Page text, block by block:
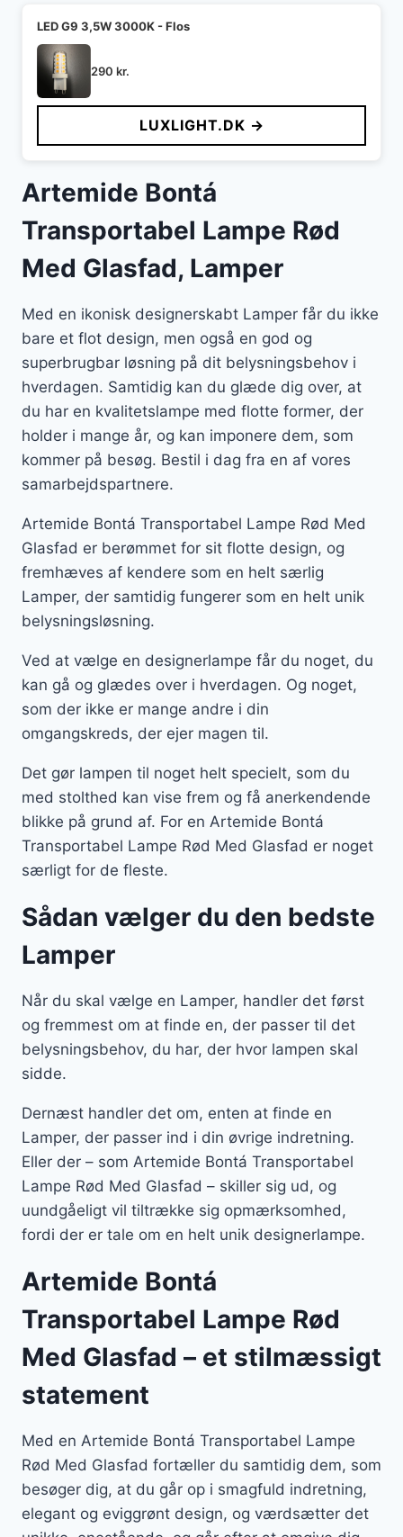
LED G9 3,5W 3000K - Flos
290 kr.
LUXLIGHT.DK →
Artemide Bontá
Transportabel Lampe Rød
Med Glasfad, Lamper
Med en ikonisk designerskabt Lamper får du ikke
bare et flot design, men også en god og
superbrugbar løsning på dit belysningsbehov i
hverdagen. Samtidig kan du glæde dig over, at
du har en kvalitetslampe med flotte former, der
holder i mange år, og kan imponere dem, som
kommer på besøg. Bestil i dag fra en af vores
samarbejdspartnere.
Artemide Bontá Transportabel Lampe Rød Med
Glasfad er berømmet for sit flotte design, og
fremhæves af kendere som en helt særlig
Lamper, der samtidig fungerer som en helt unik
belysningsløsning.
Ved at vælge en designerlampe får du noget, du
kan gå og glædes over i hverdagen. Og noget,
som der ikke er mange andre i din
omgangskreds, der ejer magen til.
Det gør lampen til noget helt specielt, som du
med stolthed kan vise frem og få anerkendende
blikke på grund af. For en Artemide Bontá
Transportabel Lampe Rød Med Glasfad er noget
særligt for de fleste.
Sådan vælger du den bedste
Lamper
Når du skal vælge en Lamper, handler det først
og fremmest om at finde en, der passer til det
belysningsbehov, du har, der hvor lampen skal
sidde.
Dernæst handler det om, enten at finde en
Lamper, der passer ind i din øvrige indretning.
Eller der – som Artemide Bontá Transportabel
Lampe Rød Med Glasfad – skiller sig ud, og
uundgåeligt vil tiltrække sig opmærksomhed,
fordi der er tale om en helt unik designerlampe.
Artemide Bontá
Transportabel Lampe Rød
Med Glasfad – et stilmæssigt
statement
Med en Artemide Bontá Transportabel Lampe
Rød Med Glasfad fortæller du samtidig dem, som
besøger dig, at du går op i smagfuld indretning,
elegant og eviggrønt design, og værdsætter det